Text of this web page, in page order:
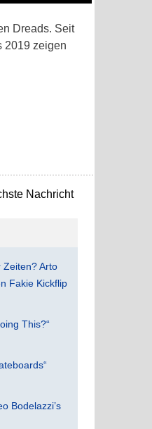
Dreads. Seit
2019 zeigen
Nachricht
Zeiten? Arto
Fakie Kickflip
This?“
Bodelazzi’s